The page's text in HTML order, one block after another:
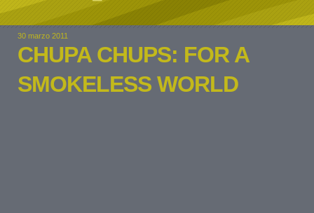
30 marzo 2011
CHUPA CHUPS: FOR A
SMOKELESS WORLD